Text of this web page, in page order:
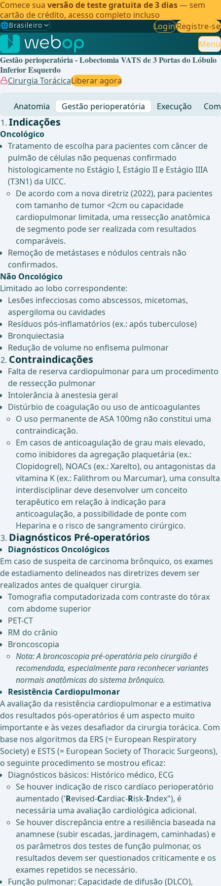
Comece sua versão de teste gratuita de 3 dias— sem
cartão de crédito, acesso completo incluso
🌐Brasileiro
Gewählte Sprache: Brasileiro
🇩🇪 Alemão
🇬🇧Inglês
🇪🇸Espanhol
🇧🇷Brasileiro ✓
LoginRegistre-se
Menu
Gestão perioperatória - Lobectomia VATS de 3 Portas do Lóbulo
Inferior Esquerdo
Cirurgia TorácicaLiberar agora
Anatomia Gestão perioperatória Execução
Indicações
Oncológico
Tratamento de escolha para pacientes com câncer de
pulmão de células não pequenas confirmado
histologicamente no Estágio I, Estágio II e Estágio IIIA
(T3N1) da UICC.
De acordo com a nova diretriz (2022), para pacientes
com tamanho de tumor <2cm ou capacidade
cardiopulmonar limitada, uma ressecção anatômica
de segmento pode ser realizada com resultados
comparáveis.
Remoção de metástases e nódulos centrais não
confirmados.
Não Oncológico
Limitado ao lobo correspondente:
Lesões infecciosas como abscessos, micetomas,
aspergiloma ou cavidades
Resíduos pós-inflamatórios (ex.: após tuberculose)
Bronquiectasia
Redução de volume no enfisema pulmonar
Contraindicações
Falta de reserva cardiopulmonar para um procedimento
de ressecção pulmonar
Intolerância à anestesia geral
Distúrbio de coagulação ou uso de anticoagulantes
O uso permanente de ASA 100mg não constitui uma
contraindicação.
Em casos de anticoagulação de grau mais elevado,
como inibidores da agregação plaquetária (ex.:
Clopidogrel), NOACs (ex.: Xarelto), ou antagonistas da
vitamina K (ex.: Falithrom ou Marcumar), uma consulta
interdisciplinar deve desenvolver um conceito
terapêutico em relação à indicação para
anticoagulação, a possibilidade de ponte com
Heparina e o risco de sangramento cirúrgico.
Diagnósticos Pré-operatórios
Diagnósticos Oncológicos
Em caso de suspeita de carcinoma brônquico, os exames
de estadiamento delineados nas diretrizes devem ser
realizados antes de qualquer cirurgia.
Tomografia computadorizada com contraste do tórax
com abdome superior
PET-CT
RM do crânio
Broncoscopia
Nota: A broncoscopia pré-operatória pelo cirurgião é
recomendada, especialmente para reconhecer variantes
normais anatômicas do sistema brônquico.
Resistência Cardiopulmonar
A avaliação da resistência cardiopulmonar e a estimativa
dos resultados pós-operatórios é um aspecto muito
importante e às vezes desafiador da cirurgia torácica. Com
base nos algoritmos da ERS (= European Respiratory
Society) e ESTS (= European Society of Thoracic Surgeons),
o seguinte procedimento se mostrou eficaz:
Diagnósticos básicos: Histórico médico, ECG
Se houver indicação de risco cardíaco perioperatório
aumentado ('Revised-Cardiac-Risk-Index"), é
necessária uma avaliação cardiológica adicional.
Se houver discrepância entre a resiliência baseada na
anamnese (subir escadas, jardinagem, caminhadas) e
os parâmetros dos testes de função pulmonar, os
resultados devem ser questionados criticamente e os
exames repetidos se necessário.
Função pulmonar: Capacidade de difusão (DLCO),